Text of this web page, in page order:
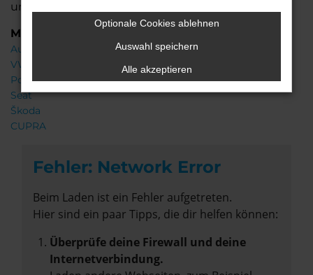
und dem Service, den wir Ihnen bieten!
Marken
Audi
VW
Porsche
Seat
Škoda
CUPRA
Fehler: Network Error
Beim Laden ist ein Fehler aufgetreten.
Hier sind ein paar Tipps, die dir helfen können:
Überprüfe deine Firewall und deine
Internetverbindung.
Optionale Cookies ablehnen
Auswahl speichern
Alle akzeptieren